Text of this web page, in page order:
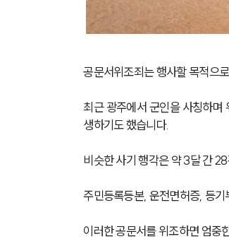
공문서위조죄는 행사할 목적으
최근 광주에서 군인을 사칭하며
생하기도 했습니다.
비슷한 사기 행각은 약 3달 간
주민등록등본, 운전면허증, 등
이러한 공문서를 위조하면 엄중